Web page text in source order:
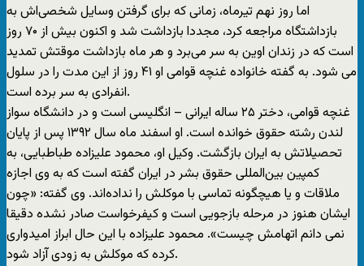
اما روز نهم تیرماه، زمانی که برای گرفتن وسایل شخصی‌اش به
بازداشتگاه مراجعه کرد، مجددا بازداشت شد و اکنون بیش از ۷۰ روز
است که در زندان اوین به سر می‌برد و هر ماه بازداشت موقتش تمدید
می شود. به گفته خانواده غنچه قوامی او ۴۱ روز از این مدت را در سلول
انفرادی به سر برده است.
غنچه قوامی، دختر ۲۵ ساله ایرانی – انگلیسی است و در دانشگاه سواز
لندن رشته حقوق خوانده است. او اسفند ماه سال ۱۳۹۲ پس از پایان
تحصیلاتش به ایران بازگشت. وکیل او، محمود علیزاده طباطبایی، به
کمپین بین‌المللی حقوق بشر در ایران گفته است که به وی اجازه
ملاقات و یا هیچگونه تماسی با موکلش را نداده‌اند. وی گفته: «چون
ایشان هنوز در مرحله بازجویی است و کیفرخواست صادر نشده دقیقا
نمی دانم اتهامش چیست». محمود علیزاده با این حال ابراز امیدواری
کرده که موکلش به زودی آزاد شود.